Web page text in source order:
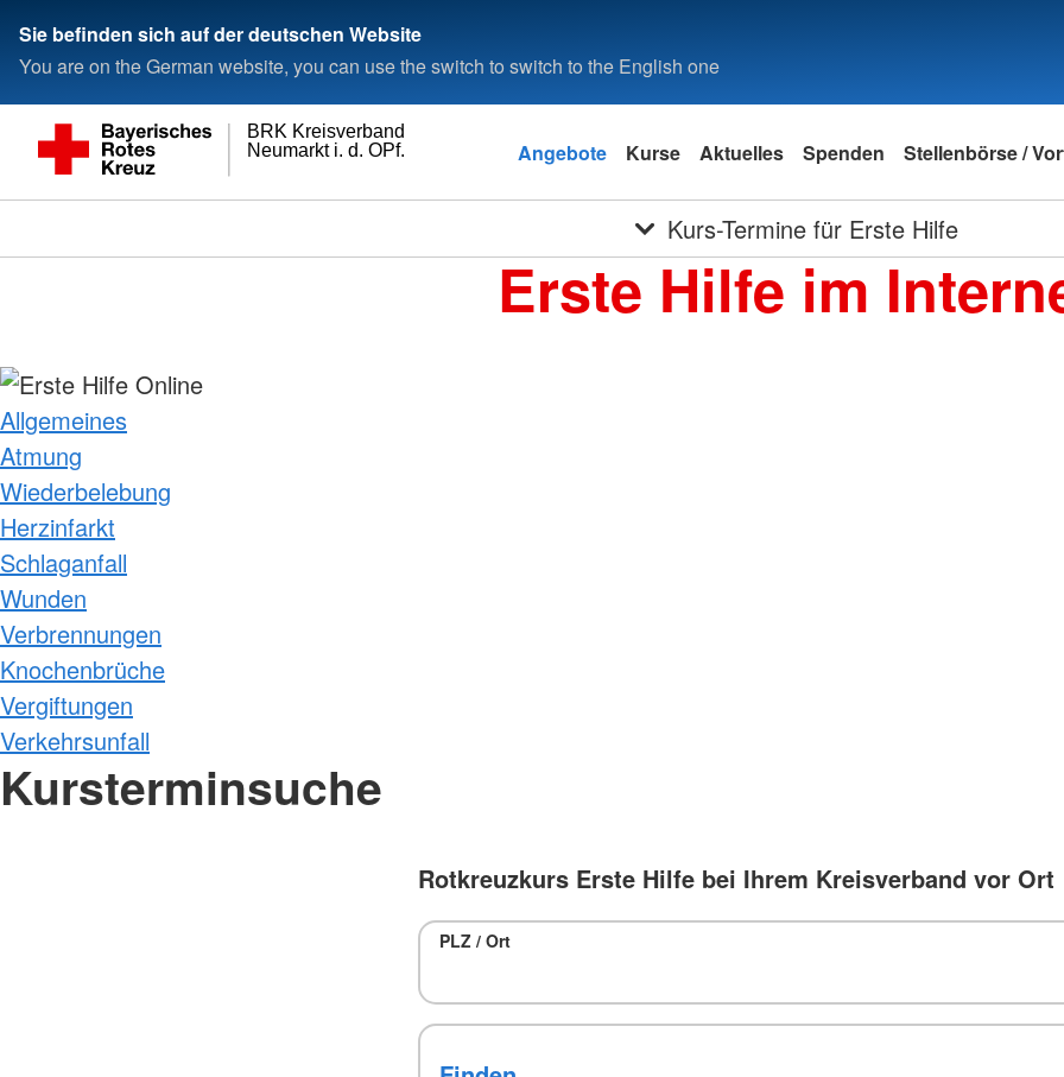
Sie befinden sich auf der deutschen Website
You are on the German website, you can use the switch to switch to the English one
Neumarkt i. d. OPf.
BRK Kreisverband
Angebote Kurse Aktuelles Spenden Stellenbörse /
Kurs-Termine für Erste Hilfe
Erste Hilfe im
Allgemeines
Atmung
Wiederbelebung
Herzinfarkt
Schlaganfall
Wunden
Verbrennungen
Knochenbrüche
Vergiftungen
Verkehrsunfall
Kursterminsuche
Rotkreuzkurs Erste Hilfe bei Ihrem Kreisverband vor Ort
PLZ / Ort